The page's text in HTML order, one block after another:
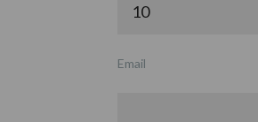
Email